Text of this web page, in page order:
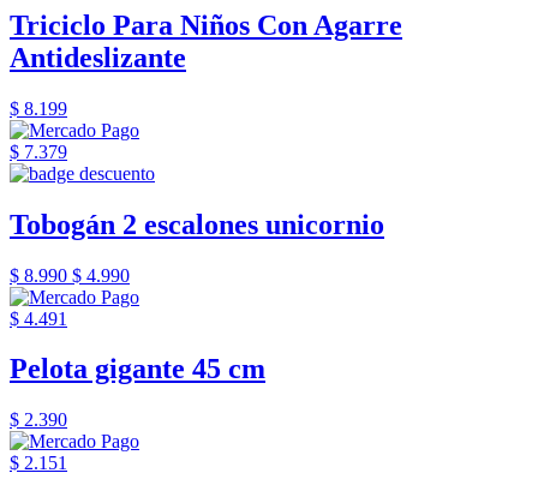
Triciclo Para Niños Con Agarre
Antideslizante
$ 8.199
$ 7.379
Tobogán 2 escalones unicornio
$ 8.990 $ 4.990
$ 4.491
Pelota gigante 45 cm
$ 2.390
$ 2.151